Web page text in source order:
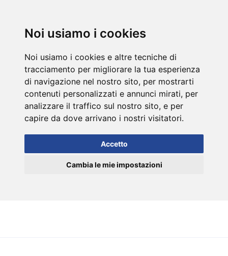
Noi usiamo i cookies
Noi usiamo i cookies e altre tecniche di
tracciamento per migliorare la tua esperienza
di navigazione nel nostro sito, per mostrarti
contenuti personalizzati e annunci mirati, per
analizzare il traffico sul nostro sito, e per
capire da dove arrivano i nostri visitatori.
Accetto
Cambia le mie impostazioni